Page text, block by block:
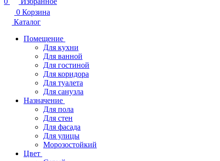
0 Корзина
Каталог
Помещение
Для кухни
Для ванной
Для гостиной
Для коридора
Для туалета
Для санузла
Назначение
Для пола
Для стен
Для фасада
Для улицы
Морозостойкий
Цвет